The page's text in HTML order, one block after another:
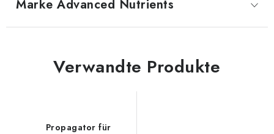
Marke Advanced Nutrients
Verwandte Produkte
Propagator für